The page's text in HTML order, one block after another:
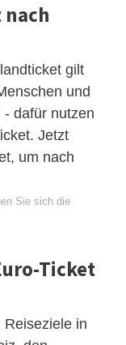
gilt
und
dafür nutzen
Jetzt
um nach
Sie sich die
Ticket
Reiseziele in